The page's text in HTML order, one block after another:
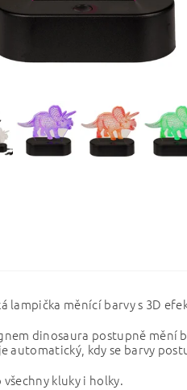
lampička měnící barvy s 3D
dinosaura postupně mění
automatický, kdy se barvy
kluky i holky.